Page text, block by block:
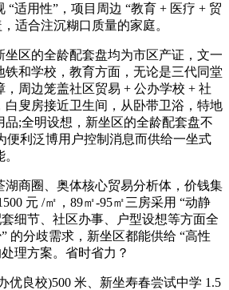
“适用性”，项目周边 “教育 + 医疗 + 贸
适合注沉糊口质量的家庭。
区的全龄配套盘均为市区产证，文一
铁和学校，教育方面，无论是三代同堂
周边笼盖社区贸易 + 公办学校 + 社
白叟房接近卫生间，从卧带卫浴，特地
品;全明设想，新坐区的全龄配套盘不
便利泛博用户控制消息而供给一坐式
商圈、奥体核心贸易分析体，价钱集
元 /㎡，89㎡-95㎡三房采用 “动静
细节、社区办事、户型设想等方面全
的分歧需求，新坐区都能供给 “高性
理方案。省时省力？
良校)500 米、新坐寿春尝试中学 1.5